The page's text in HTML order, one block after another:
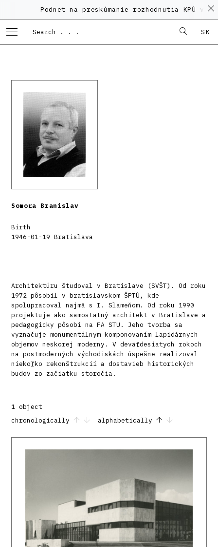
Podnet na preskúmanie rozhodnutia KPÚ vo
SK
Somora Branislav
Birth
1946-01-19 Bratislava
Architektúru študoval v Bratislave (SVŠT). Od roku
1972 pôsobil v bratislavskom ŠPTÚ, kde
spolupracoval najmä s I. Slameňom. Od roku 1990
projektuje ako samostatný architekt v Bratislave a
pedagogicky pôsobí na FA STU. Jeho tvorba sa
vyznačuje monumentálnym komponovaním lapidárnych
objemov neskorej moderny. V deväťdesiatych rokoch
na postmoderných východiskách úspešne realizoval
niekoľko rekonštrukcií a dostavieb historických
budov zo začiatku storočia.
1 object
chronologically
alphabetically